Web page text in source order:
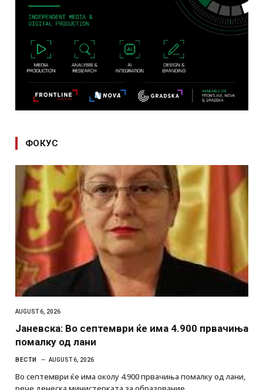
ФОКУС
AUGUST 6, 2026
Јаневска: Во септември ќе има 4.900 првачиња
помалку од лани
ВЕСТИ AUGUST 6, 2026
Во септември ќе има околу 4.900 првачиња помалку од лани,